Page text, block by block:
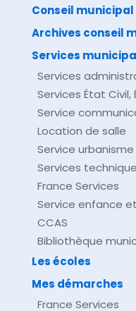
Conseil municipal
Archives conseil
Services
Services
Services État
Service
Location de salle
Service urbanisme
Services
France Services
Service enfance
CCAS
Bibliothèque
Les écoles
Mes démarches
France Services